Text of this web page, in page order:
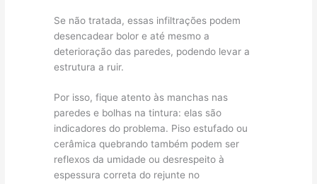
Se não tratada, essas infiltrações podem
desencadear bolor e até mesmo a
deterioração das paredes, podendo levar a
estrutura a ruir.
Por isso, fique atento às manchas nas
paredes e bolhas na tintura: elas são
indicadores do problema. Piso estufado ou
cerâmica quebrando também podem ser
reflexos da umidade ou desrespeito à
espessura correta do rejunte no